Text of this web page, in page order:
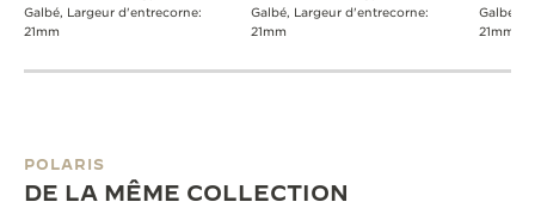
Galbé, Largeur d'entrecorne:
21mm
Galbé, Largeur d'entrecorne:
21mm
Galbé,
21mm
POLARIS
DE LA MÊME COLLECTION